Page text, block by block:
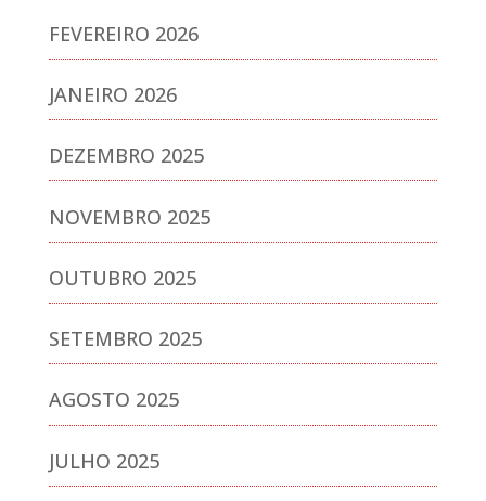
FEVEREIRO 2026
JANEIRO 2026
DEZEMBRO 2025
NOVEMBRO 2025
OUTUBRO 2025
SETEMBRO 2025
AGOSTO 2025
JULHO 2025